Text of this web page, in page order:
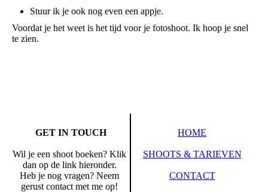
Stuur ik je ook nog even een appje.
Voordat je het weet is het tijd voor je fotoshoot. Ik hoop je snel
te zien.
GET IN TOUCH
Wil je een shoot boeken? Klik
dan op de link hieronder.
Heb je nog vragen? Neem
gerust contact met me op!
HOME
SHOOTS & TARIEVEN
CONTACT